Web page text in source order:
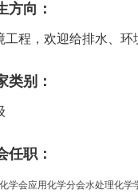
方向：
工程，欢迎给排水、
类别：
任职：
学会应用化学分会水处理化学